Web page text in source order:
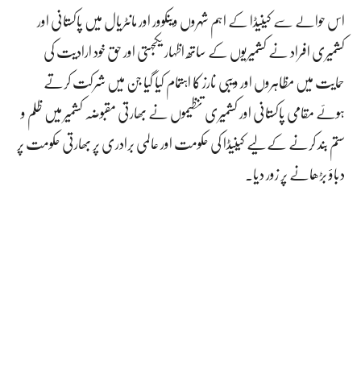
اس حوالے سے کینیڈا کے اہم شہروں وینکوور اور مانٹریال میں پاکستانی اور
کشمیری افراد نے کشمیریوں کے ساتھ اظہار یکجہتی اور حق خود ارادیت کی
حمایت میں مظاہروں اور ویبی نارز کا اہتمام کیا گیا جن میں شرکت کرتے
ہوئے مقامی پاکستانی اور کشمیری تنظیموں نے بھارتی مقبوضہ کشمیر میں ظلم و
ستم بند کرنے کے لیے کینیڈا کی حکومت اور عالمی برادری پر بھارتی حکومت پر
دباؤ بڑھانے پر زور دیا۔